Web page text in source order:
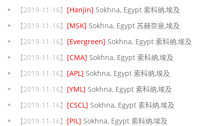
【2019-11-16】 [Hanjin] Sokhna, Egypt 索科纳,埃及
【2019-11-16】 [MSK] Sokhna, Egypt 苏赫奈泉,埃及
【2019-11-16】 [Evergreen] Sokhna, Egypt 索科纳,埃及
【2019-11-16】 [CMA] Sokhna, Egypt 索科纳,埃及
【2019-11-16】 [APL] Sokhna, Egypt 索科纳,埃及
【2019-11-16】 [YML] Sokhna, Egypt 索科纳,埃及
【2019-11-16】 [CSCL] Sokhna, Egypt 索科纳,埃及
【2019-11-16】 [PIL] Sokhna, Egypt 索科纳,埃及